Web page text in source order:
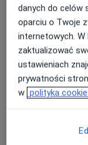
Dostępność
W tym
internet
Co mam zrobić
danych do celów
oparciu o Twoje
internetowych.
zaktualizować
ustawieniach
prywatności
w polityka